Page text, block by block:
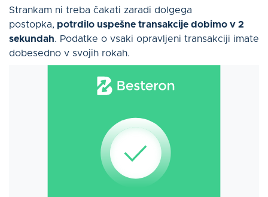
Strankam ni treba čakati zaradi dolgega
postopka, potrdilo uspešne transakcije dobimo v 2
sekundah. Podatke o vsaki opravljeni transakciji imate
dobesedno v svojih rokah.